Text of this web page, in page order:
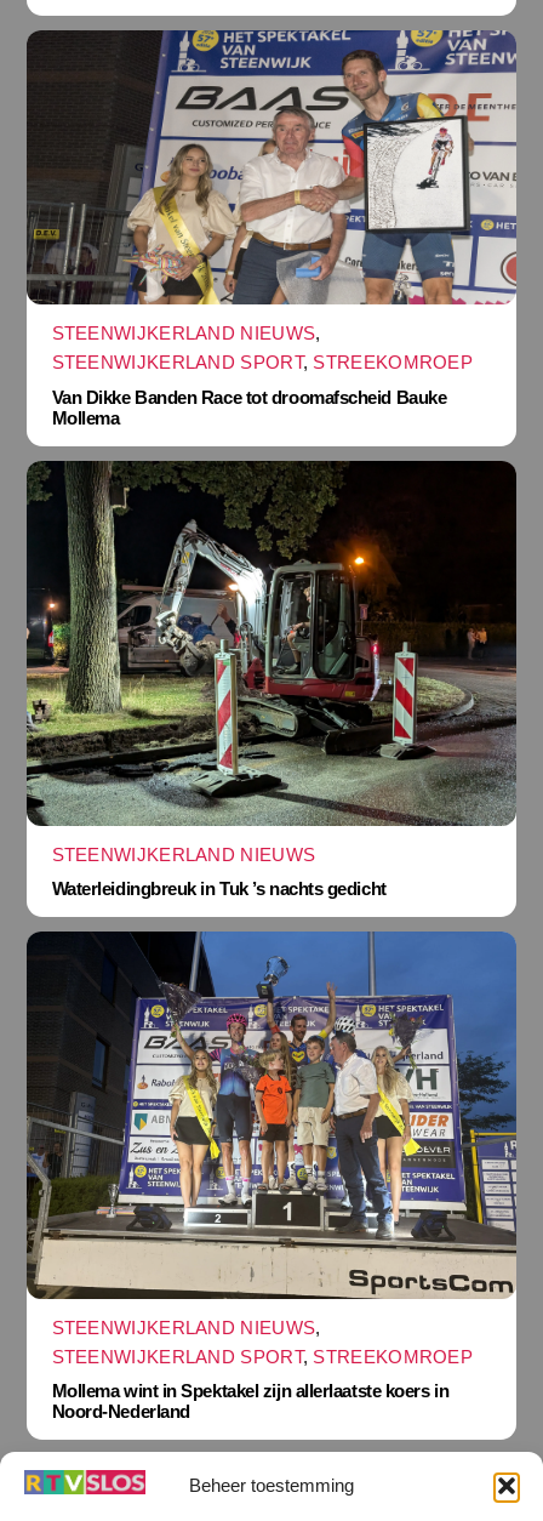
Beheer toestemming
STEENWIJKERLAND NIEUWS,
STEENWIJKERLAND SPORT, STREEKOMROEP
Van Dikke Banden Race tot droomafscheid Bauke
Mollema
STEENWIJKERLAND NIEUWS
Waterleidingbreuk in Tuk ’s nachts gedicht
STEENWIJKERLAND NIEUWS,
STEENWIJKERLAND SPORT, STREEKOMROEP
Mollema wint in Spektakel zijn allerlaatste koers in
Noord-Nederland